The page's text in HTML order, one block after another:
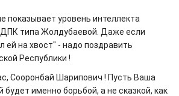
показывает уровень интеллекта
типа Жолдубаевой. Даже если
ей на хвост" - надо поздравить
Республики !
Сооронбай Шарипович ! Пусть Ваша
будет именно борьбой, а не сказкой, как